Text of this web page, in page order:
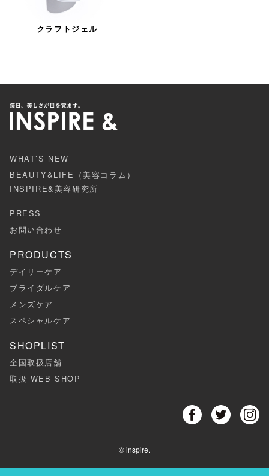
クラフトジェル
WHAT’S NEW
BEAUTY&LIFE（美容コラム）
INSPIRE&美容研究所
PRESS
お問い合わせ
PRODUCTS
デイリーケア
ブライダルケア
メンズケア
スペシャルケア
SHOPLIST
全国取扱店舗
取扱 WEB SHOP
© inspire.